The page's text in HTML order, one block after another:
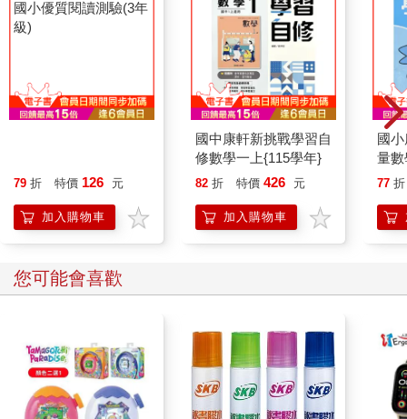
79 折 特價 126 元
加入購物車
國中康軒新挑戰學習自
修數學一上{115學年}
82 折 特價 426 元
加入購物車
國
量數
年｝
77 折
您可能會喜歡